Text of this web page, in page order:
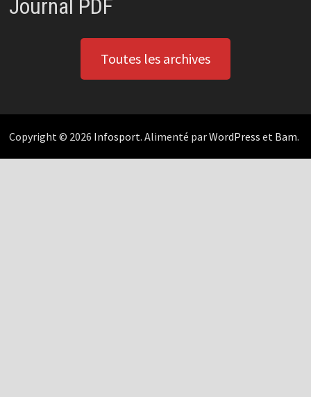
Journal PDF
Toutes les archives
Copyright © 2026 Infosport. Alimenté parWordPress et Bam.